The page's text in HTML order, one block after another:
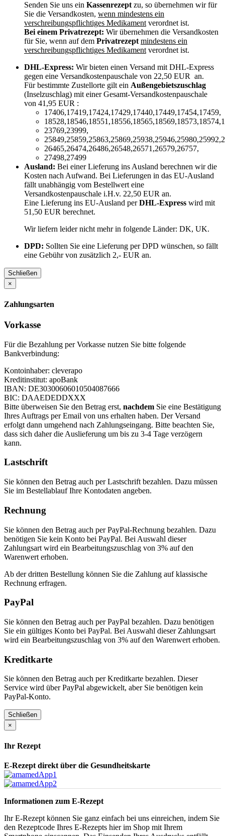
Senden Sie uns ein Kassenrezeptzu, so übernehmen wir für
Sie die Versandkosten, wenn mindestens ein
verschreibungspflichtiges Medikamentverordnet ist.
Bei einem Privatrezept: Wir übernehmen die Versandkosten
für Sie, wenn auf dem Privatrezept mindestens ein
verschreibungspflichtiges Medikamentverordnet ist.
DHL-Express: Wir bieten einen Versand mit DHL-Express
gegen eine Versandkostenpauschale von 22,50 EUR an.
Für bestimmte Zustellorte gilt ein Außengebietszuschlag
(Inselzuschlag) mit einer Gesamt-Versandkostenpauschale
von 41,95 EUR :
17406,17419,17424,17429,17440,17449,17454,17459,
23769,23999,
26465,26474,26486,26548,26571,26579,26757,
27498,27499
Ausland: Bei einer Lieferung ins Ausland berechnen wir die
Kosten nach Aufwand. Bei Lieferungen in das EU-Ausland
fällt unabhängig vom Bestellwert eine
Versandkostenpauschale i.H.v. 22,50 EUR an.
Eine Lieferung ins EU-Ausland perDHL-Express wird mit
51,50 EUR berechnet.
Wir liefern leider nicht mehr in folgende Länder: DK, UK.
DPD: Sollten Sie eine Lieferung per DPD wünschen, so fällt
eine Gebühr von zusätzlich 2,- EUR an.
Schließen
×
Zahlungsarten
Vorkasse
Für die Bezahlung per Vorkasse nutzen Sie bitte folgende
Bankverbindung:
Kontoinhaber: cleverapo
Kreditinstitut: apoBank
IBAN: DE30300606010504087666
BIC: DAAEDEDDXXX
Bitte überweisen Sie den Betrag erst, nachdem Sie eine Bestätigung
Ihres Auftrags per Email von uns erhalten haben. Der Versand
erfolgt dann umgehend nach Zahlungseingang. Bitte beachten Sie,
dass sich daher die Auslieferung um bis zu 3-4 Tage verzögern
kann.
Lastschrift
Sie können den Betrag auch per Lastschrift bezahlen. Dazu müssen
Sie im Bestellablauf Ihre Kontodaten angeben.
Rechnung
Sie können den Betrag auch per PayPal-Rechnung bezahlen. Dazu
benötigen Sie kein Konto bei PayPal. Bei Auswahl dieser
Zahlungsart wird ein Bearbeitungszuschlag von 3% auf den
Warenwert erhoben.
Ab der dritten Bestellung können Sie die Zahlung auf klassische
Rechnung erfragen.
PayPal
Sie können den Betrag auch per PayPal bezahlen. Dazu benötigen
Sie ein gültiges Konto bei PayPal. Bei Auswahl dieser Zahlungsart
wird ein Bearbeitungszuschlag von 3% auf den Warenwert erhoben.
Kreditkarte
Sie können den Betrag auch per Kreditkarte bezahlen. Dieser
Service wird über PayPal abgewickelt, aber Sie benötigen kein
PayPal-Konto.
Schließen
×
Ihr Rezept
E-Rezept direkt über die Gesundheitskarte
Informationen zum E-Rezept
Ihr E-Rezept können Sie ganz einfach bei uns einreichen, indem Sie
den Rezeptcode Ihres E-Rezepts hier im Shop mit Ihrem